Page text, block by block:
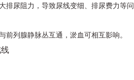
排尿阻力，导致尿线变细、排尿费力等问
前列腺静脉丛互通，淤血可相互影响。